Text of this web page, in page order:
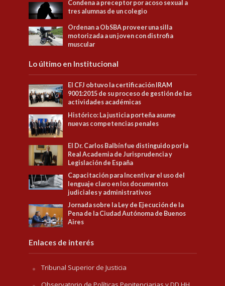
Condena a preceptor por acoso sexual a
tres alumnas de un colegio
Ordenan a ObSBA proveer una silla
motorizada a un joven con distrofia
muscular
Lo último en Institucional
El CFJ obtuvo la certificación IRAM
9001:2015 de su proceso de gestión de las
actividades académicas
Histórico: La justicia porteña asume
nuevas competencias penales
El Dr. Carlos Balbín fue distinguido por la
Real Academia de Jurisprudencia y
Legislación de España
Capacitación para Incentivar el uso del
lenguaje claro en los documentos
judiciales y administrativos
Jornada sobre la Ley de Ejecución de la
Pena de la Ciudad Autónoma de Buenos
Aires
Enlaces de interés
Tribunal Superior de Justicia